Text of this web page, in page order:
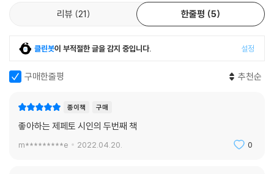
동무들 얼굴에도
다시 못 올 시절일 줄
집으로 집으로 흩어져 갔지.
모퉁이를 돌아
요를 덮어준 사람들의 선행이라든지, 치매로 기억을 잃은 후에도 매일 아
내에게 청혼한 노인의 사연 등 일상의 소중함을 일깨우는 뉴스도 있었다.
살게 하는 것은 이렇듯 사무치게 평범한 하루하루인지도 모른다.
슬프게도 매번 눈에 들어오는 것은 아픈 이들의 사연이었다며, 스스로 머
는 제페토. 책 한 장 한 장 실린 삶의 무게 때문일까. 두껍지 않은 책이지만,
한 번에 끝까지 후루룩 넘기기는 쉽지 않다. 하지만 제페토의 글이 주는 감
정의 울림과 울음에서 한 걸음 더 나아가, 함께 실린 기사와 댓글시를 나란
히 보며 우리가 어떤 길을 걸어왔는지, 어떤 길 위에 서 있는지, 어떤 길로
리뷰 21 한줄평 5
클린봇이 부적절한 글을 감지 중입니다. 설정
구매한줄평 추천순
종이책 구매
좋아하는 제페토 시인의 두번째 책
m*********e 2022.04.20. 0